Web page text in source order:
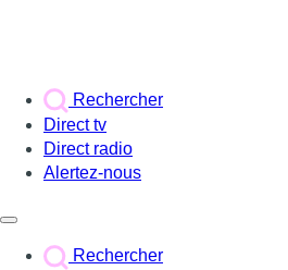
Rechercher
Direct tv
Direct radio
Alertez-nous
Rechercher